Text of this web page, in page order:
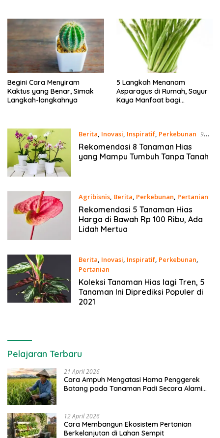
Begini Cara Menyiram
Kaktus yang Benar, Simak
Langkah-langkahnya
5 Langkah Menanam
Asparagus di Rumah, Sayur
Kaya Manfaat bagi
Berita, Inovasi, Inspiratif, Perkebunan 9
Maret 2021
Rekomendasi 8 Tanaman Hias
yang Mampu Tumbuh Tanpa Tanah
Agribisnis, Berita, Perkebunan, Pertanian
21 Februari 2021
Rekomendasi 5 Tanaman Hias
Harga di Bawah Rp 100 Ribu, Ada
Lidah Mertua
Berita, Inovasi, Inspiratif, Perkebunan,
Pertanian
16 Februari 2021
Koleksi Tanaman Hias lagi Tren, 5
Tanaman Ini Diprediksi Populer di
2021
Pelajaran Terbaru
21 April 2026
Cara Ampuh Mengatasi Hama Penggerek
Batang pada Tanaman Padi Secara Alami
12 April 2026
Cara Membangun Ekosistem Pertanian
Berkelanjutan di Lahan Sempit